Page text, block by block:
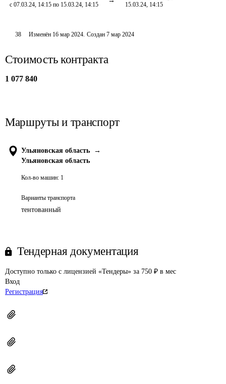
с 07.03.24, 14:15 по 15.03.24, 14:15
15.03.24, 14:15
38 Изменён 16 мар 2024. Создан 7 мар 2024
Стоимость контракта
1 077 840
Маршруты и транспорт
Ульяновская область
→
Ульяновская область
Кол-во машин: 1
Варианты транспорта
тентованный
Тендерная документация
Доступно только с лицензией «Тендеры» за 750 ₽ в мес
Вход
Регистрация